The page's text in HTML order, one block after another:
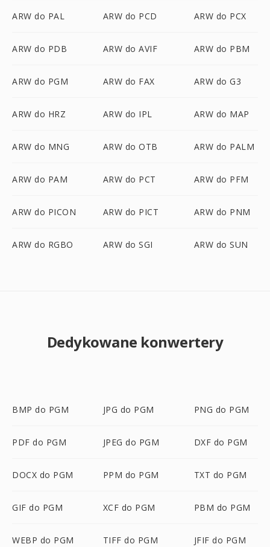
ARW do PAL ARW do PCD ARW do PCX
ARW do PDB ARW do AVIF ARW do PBM
ARW do PGM ARW do FAX ARW do G3
ARW do HRZ ARW do IPL ARW do MAP
ARW do MNG ARW do OTB ARW do PALM
ARW do PAM ARW do PCT ARW do PFM
ARW do PICON ARW do PICT ARW do PNM
ARW do RGBO ARW do SGI ARW do SUN
Dedykowane konwertery
BMP do PGM JPG do PGM PNG do PGM
PDF do PGM JPEG do PGM DXF do PGM
DOCX do PGM PPM do PGM TXT do PGM
GIF do PGM XCF do PGM PBM do PGM
WEBP do PGM TIFF do PGM JFIF do PGM